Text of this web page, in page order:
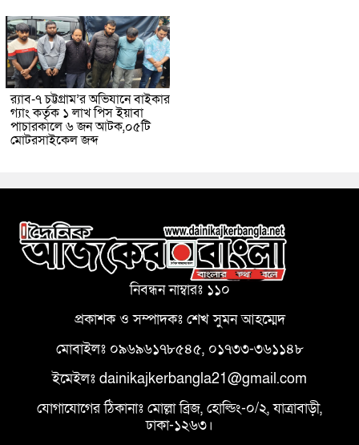
র‌্যাব-৭ চট্টগ্রাম’র অভিযানে বাইকার
গ্যাং কর্তৃক ১ লাখ পিস ইয়াবা
পাচারকালে ৬ জন আটক,০৫টি
মোটরসাইকেল জব্দ
নিবন্ধন নাম্বারঃ ১১০
প্রকাশক ও সম্পাদকঃ শেখ সুমন আহম্মেদ
মোবাইলঃ ০৯৬৯৬১৭৮৫৪৫, ০১৭৩৩-৩৬১১৪৮
ইমেইলঃ dainikajkerbangla21@gmail.com
যোগাযোগের ঠিকানাঃ মোল্লা ব্রিজ, হোল্ডিং-০/২, যাত্রাবাড়ী,
ঢাকা-১২৬৩।